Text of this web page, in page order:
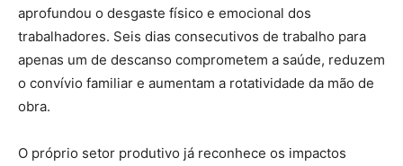
aprofundou o desgaste físico e emocional dos
trabalhadores. Seis dias consecutivos de trabalho para
apenas um de descanso comprometem a saúde, reduzem
o convívio familiar e aumentam a rotatividade da mão de
obra.
O próprio setor produtivo já reconhece os impactos